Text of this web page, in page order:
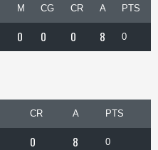
M CG CR A PTS
0 0 0 8 0
CR A PTS
0 8 0